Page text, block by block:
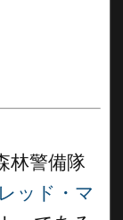
林警備隊
ッド・マ